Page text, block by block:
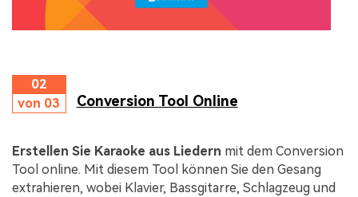
02
von 03
Conversion Tool Online
Erstellen Sie Karaoke aus Liedern mit dem Conversion
Tool online. Mit diesem Tool können Sie den Gesang
extrahieren, wobei Klavier, Bassgitarre, Schlagzeug und